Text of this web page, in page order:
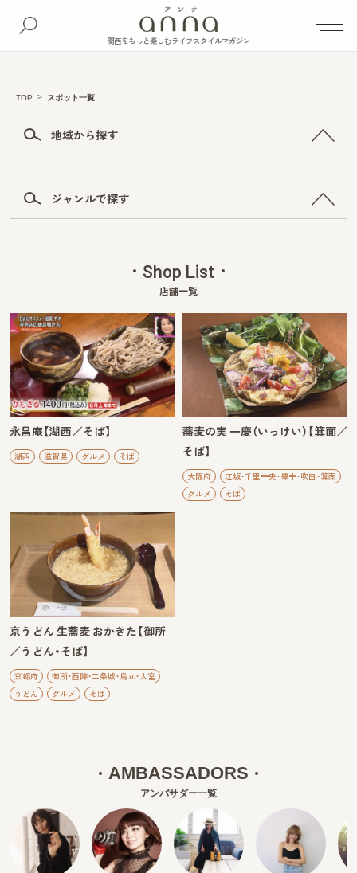
関西をもっと楽しむライフスタイルマガジン
TOP スポット一覧
地域から探す
ジャンルで探す
Shop List
店舗一覧
永昌庵【湖西／そば】
湖西 滋賀県 グルメ そば
蕎麦の実 一慶（いっけい）【箕面／
そば】
大阪府
江坂・千里中央・豊中・吹田・箕面
グルメ
そば
京うどん 生蕎麦 おかきた【御所
／うどん・そば】
京都府
御所・西陣・二条城・烏丸・大宮
うどん
グルメ そば
AMBASSADORS
アンバサダー一覧